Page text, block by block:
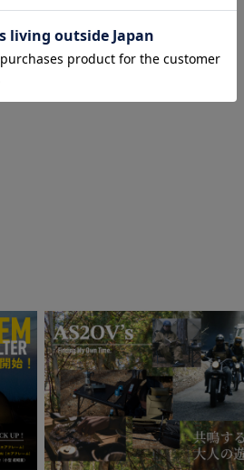
AS2OV(アッソ
PENDLETON ペン